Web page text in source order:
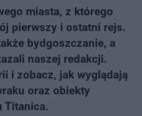
miasta, z którego
pierwszy i ostatni rejs.
bydgoszczanie, a
naszej redakcji.
i zobacz, jak wyglądają
oraz obiekty
Titanica.